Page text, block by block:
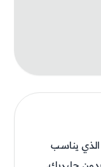
الذي يناسب